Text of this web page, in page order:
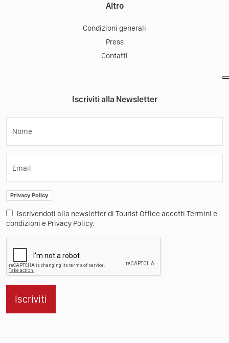
Altro
Condizioni generali
Press
Contatti
Iscriviti alla Newsletter
Nome
Email
Privacy Policy
Iscrivendoti alla newsletter di Tourist Office accetti Termini e
condizioni e Privacy Policy.
Iscriviti